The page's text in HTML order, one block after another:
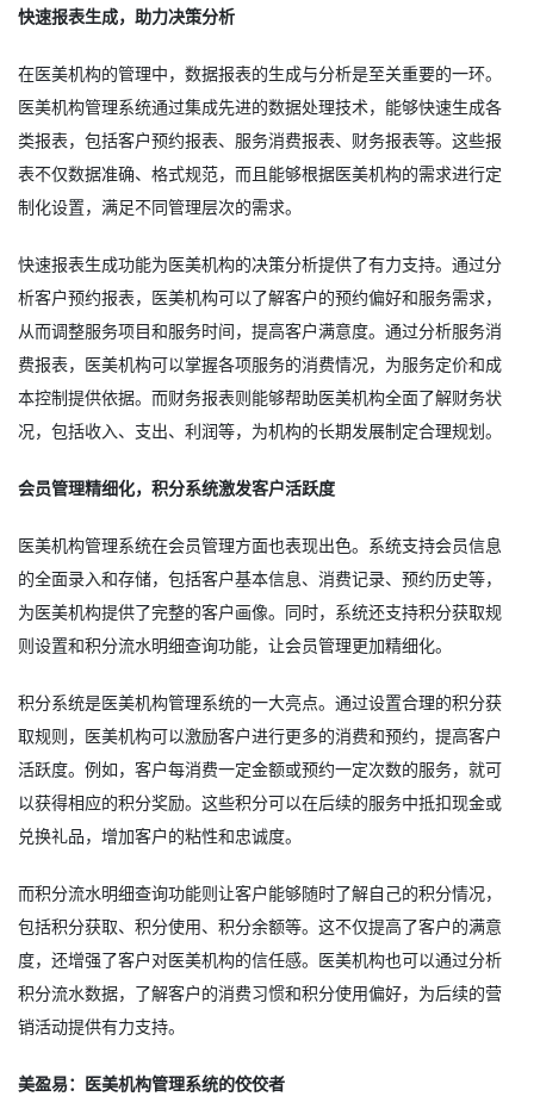
快速报表生成，助力决策分析
在医美机构的管理中，数据报表的生成与分析是至关重要的一环。
医美机构管理系统通过集成先进的数据处理技术，能够快速生成各
类报表，包括客户预约报表、服务消费报表、财务报表等。这些报
表不仅数据准确、格式规范，而且能够根据医美机构的需求进行定
制化设置，满足不同管理层次的需求。
快速报表生成功能为医美机构的决策分析提供了有力支持。通过分
析客户预约报表，医美机构可以了解客户的预约偏好和服务需求，
从而调整服务项目和服务时间，提高客户满意度。通过分析服务消
费报表，医美机构可以掌握各项服务的消费情况，为服务定价和成
本控制提供依据。而财务报表则能够帮助医美机构全面了解财务状
况，包括收入、支出、利润等，为机构的长期发展制定合理规划。
会员管理精细化，积分系统激发客户活跃度
医美机构管理系统在会员管理方面也表现出色。系统支持会员信息
的全面录入和存储，包括客户基本信息、消费记录、预约历史等，
为医美机构提供了完整的客户画像。同时，系统还支持积分获取规
则设置和积分流水明细查询功能，让会员管理更加精细化。
积分系统是医美机构管理系统的一大亮点。通过设置合理的积分获
取规则，医美机构可以激励客户进行更多的消费和预约，提高客户
活跃度。例如，客户每消费一定金额或预约一定次数的服务，就可
以获得相应的积分奖励。这些积分可以在后续的服务中抵扣现金或
兑换礼品，增加客户的粘性和忠诚度。
而积分流水明细查询功能则让客户能够随时了解自己的积分情况，
包括积分获取、积分使用、积分余额等。这不仅提高了客户的满意
度，还增强了客户对医美机构的信任感。医美机构也可以通过分析
积分流水数据，了解客户的消费习惯和积分使用偏好，为后续的营
销活动提供有力支持。
美盈易：医美机构管理系统的佼佼者